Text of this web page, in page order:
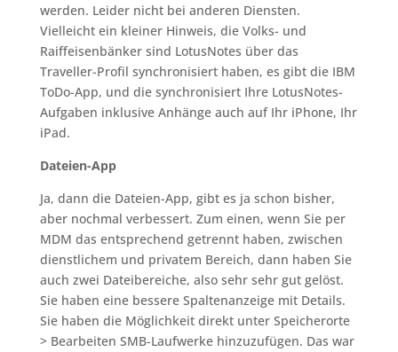
werden. Leider nicht bei anderen Diensten.
Vielleicht ein kleiner Hinweis, die Volks- und
Raiffeisenbänker sind LotusNotes über das
Traveller-Profil synchronisiert haben, es gibt die IBM
ToDo-App, und die synchronisiert Ihre LotusNotes-
Aufgaben inklusive Anhänge auch auf Ihr iPhone, Ihr
iPad.
Dateien-App
Ja, dann die Dateien-App, gibt es ja schon bisher,
aber nochmal verbessert. Zum einen, wenn Sie per
MDM das entsprechend getrennt haben, zwischen
dienstlichem und privatem Bereich, dann haben Sie
auch zwei Dateibereiche, also sehr sehr gut gelöst.
Sie haben eine bessere Spaltenanzeige mit Details.
Sie haben die Möglichkeit direkt unter Speicherorte
> Bearbeiten SMB-Laufwerke hinzuzufügen. Das war